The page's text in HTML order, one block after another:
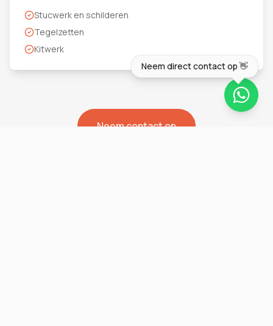
Stucwerk en schilderen
Tegelzetten
Kitwerk
Neem contact op
Neem direct contact op 👋